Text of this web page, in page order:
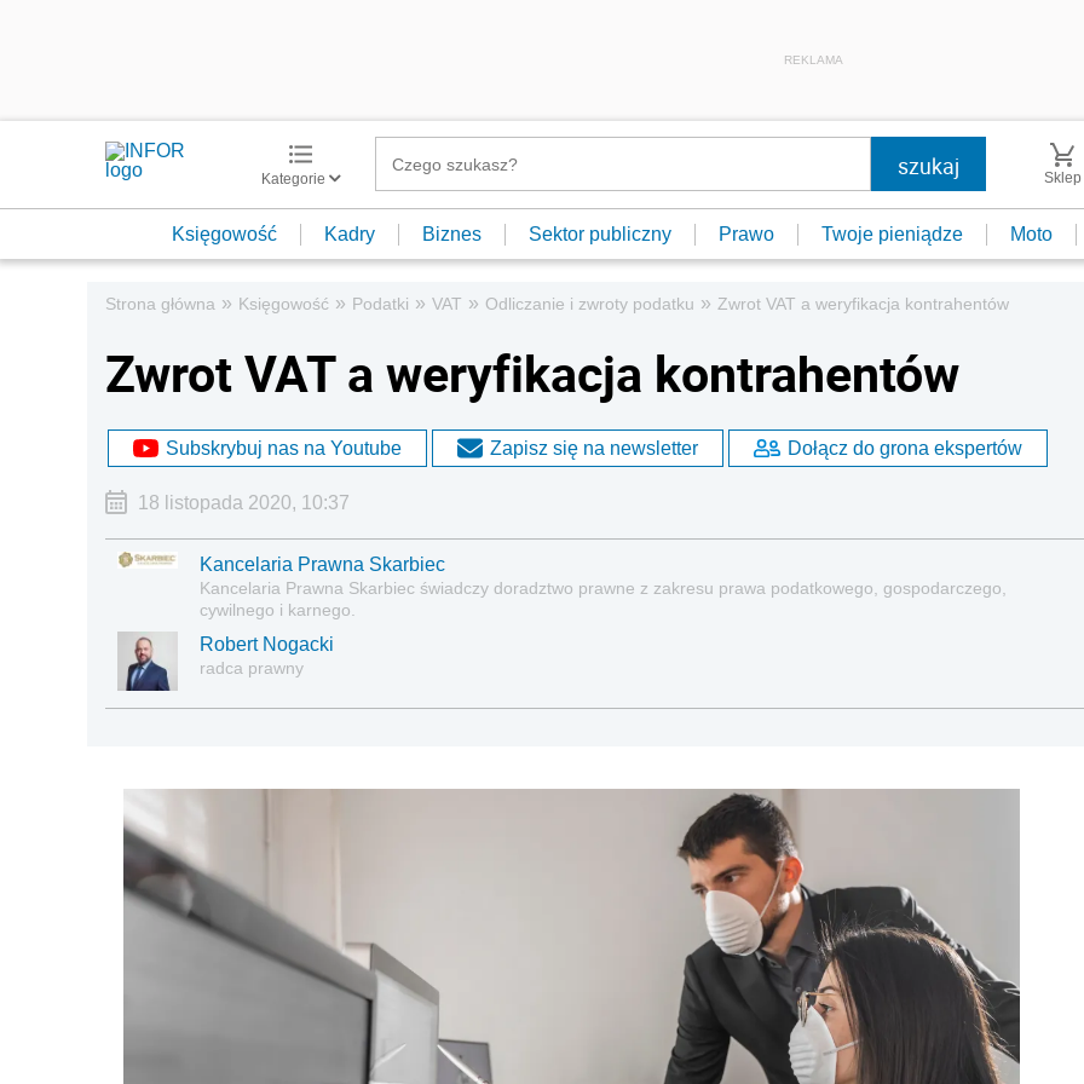
REKLAMA
Kategorie Sklep
Księgowość Kadry Biznes Sektor publiczny Prawo Twoje pieniądze Moto
Strona główna » Księgowość » Podatki » VAT » Odliczanie i zwroty podatku » Zwrot VAT a weryfikacja kontrahentów
Zwrot VAT a weryfikacja kontrahentów
Subskrybuj nas na Youtube Zapisz się na newsletter Dołącz do grona ekspertów
18 listopada 2020, 10:37
Kancelaria Prawna Skarbiec
Kancelaria Prawna Skarbiec świadczy doradztwo prawne z zakresu prawa podatkowego, gospodarczego,
cywilnego i karnego.
Robert Nogacki
radca prawny